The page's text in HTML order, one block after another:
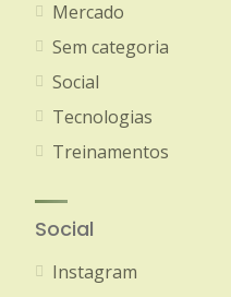
Mercado
Sem categoria
Social
Tecnologias
Treinamentos
Social
Instagram